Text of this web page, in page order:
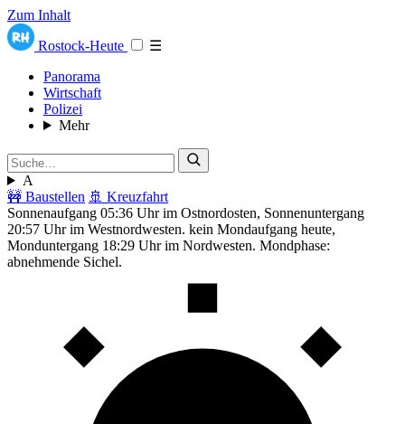
Zum Inhalt
Rostock-Heute
☰
Panorama
Wirtschaft
Polizei
Mehr
A
🚧 Baustellen 🚢 Kreuzfahrt
Sonnenaufgang 05:36 Uhr im Ostnordosten, Sonnenuntergang
20:57 Uhr im Westnordwesten. kein Mondaufgang heute,
Monduntergang 18:29 Uhr im Nordwesten. Mondphase:
abnehmende Sichel.